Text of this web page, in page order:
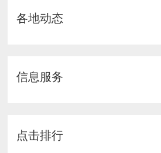
各地动态
信息服务
点击排行